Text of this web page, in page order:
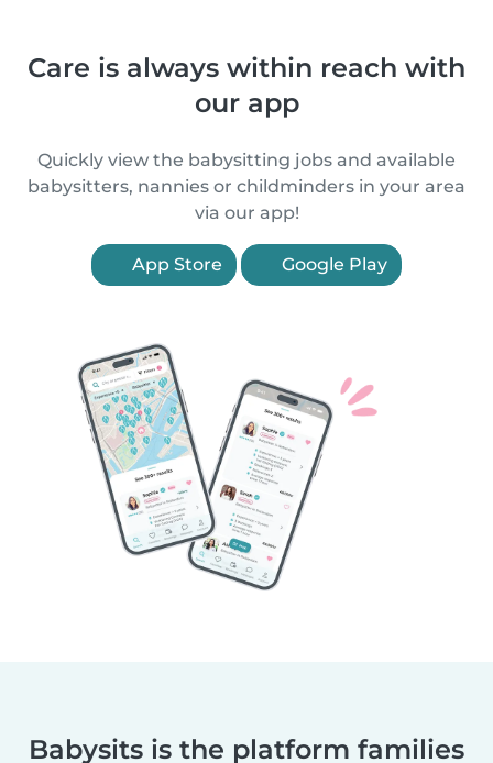
Care is always within reach with
our app
Quickly view the babysitting jobs and available
babysitters, nannies or childminders in your area
via our app!
App Store Google Play
Babysits is the platform families